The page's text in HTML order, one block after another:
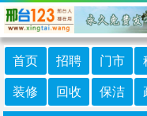
首页 招聘 门市
装修 回收 保洁